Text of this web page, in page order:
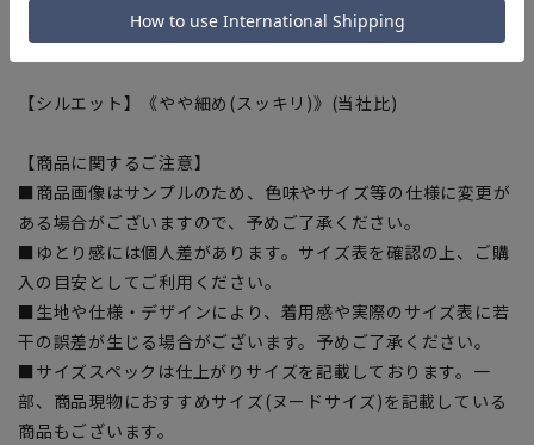
した。生地から付属まで、すべてに於いて厳しい基準をクリア
した素材を使用しているので、安心して着用いただけます。
【シルエット】《やや細め(スッキリ)》(当社比)
【商品に関するご注意】
■商品画像はサンプルのため、色味やサイズ等の仕様に変更が
ある場合がございますので、予めご了承ください。
■ゆとり感には個人差があります。サイズ表を確認の上、ご購
入の目安としてご利用ください。
■生地や仕様・デザインにより、着用感や実際のサイズ表に若
干の誤差が生じる場合がございます。予めご了承ください。
■サイズスペックは仕上がりサイズを記載しております。一
部、商品現物におすすめサイズ(ヌードサイズ)を記載している
商品もございます。